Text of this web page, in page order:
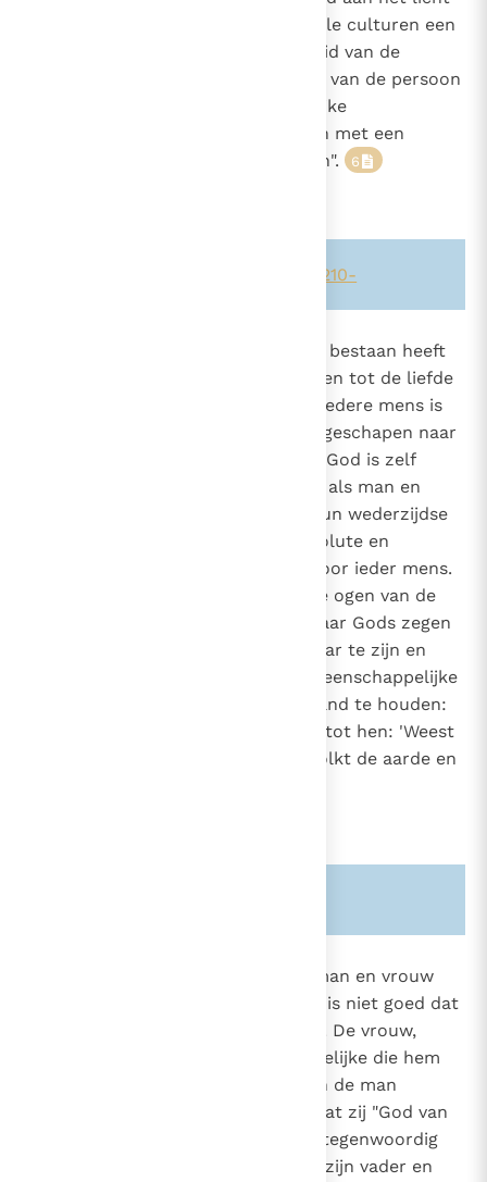
bestaat er toch in alle culturen een
zeker gevoel voor de verhevenheid van de
huwelijksband. "Want het welzijn van de persoon
en van de menselijke en christelijke
gemeenschap hangt nauw samen met een
gezond huwelijks- en gezinsleven". 6
-2210-
God die de mens uit liefde in het bestaan heeft
geroepen, heeft hem ook geroepen tot de liefde
- een fundamentele roeping die iedere mens is
aangeboren. De mens is immers geschapen naar
en God is zelf
Omdat God de mens als man en
vrouw geschapen heeft, wordt hun wederzijdse
liefde een afbeelding van de absolute en
onvergankelijke liefde van God voor ieder mens.
De mens is goed, heel goed, in de ogen van de
En deze liefde waar Gods zegen
op rust, is bestemd om vruchtbaar te zijn en
zich te verwezenlijken in de gemeenschappelijke
opdracht om de schepping in stand te houden:
"God zegende hen en God sprak tot hen: 'Weest
vruchtbaar en wordt talrijk; bevolkt de aarde en
De heilige Schrift bevestigt dat man en vrouw
voor elkaar geschapen Zijn: "Het is niet goed dat
. De vrouw,
, zijn gelijke die hem
heel nabij is, wordt door God aan de man
, zodat zij "God van
tegenwoordig
stelt. "Zo komt het dat een man zijn vader en